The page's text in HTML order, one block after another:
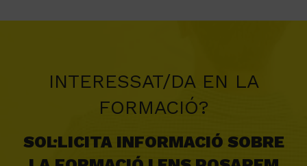
INTERESSAT/DA EN LA
FORMACIÓ?
SOL·LICITA INFORMACIÓ SOBRE